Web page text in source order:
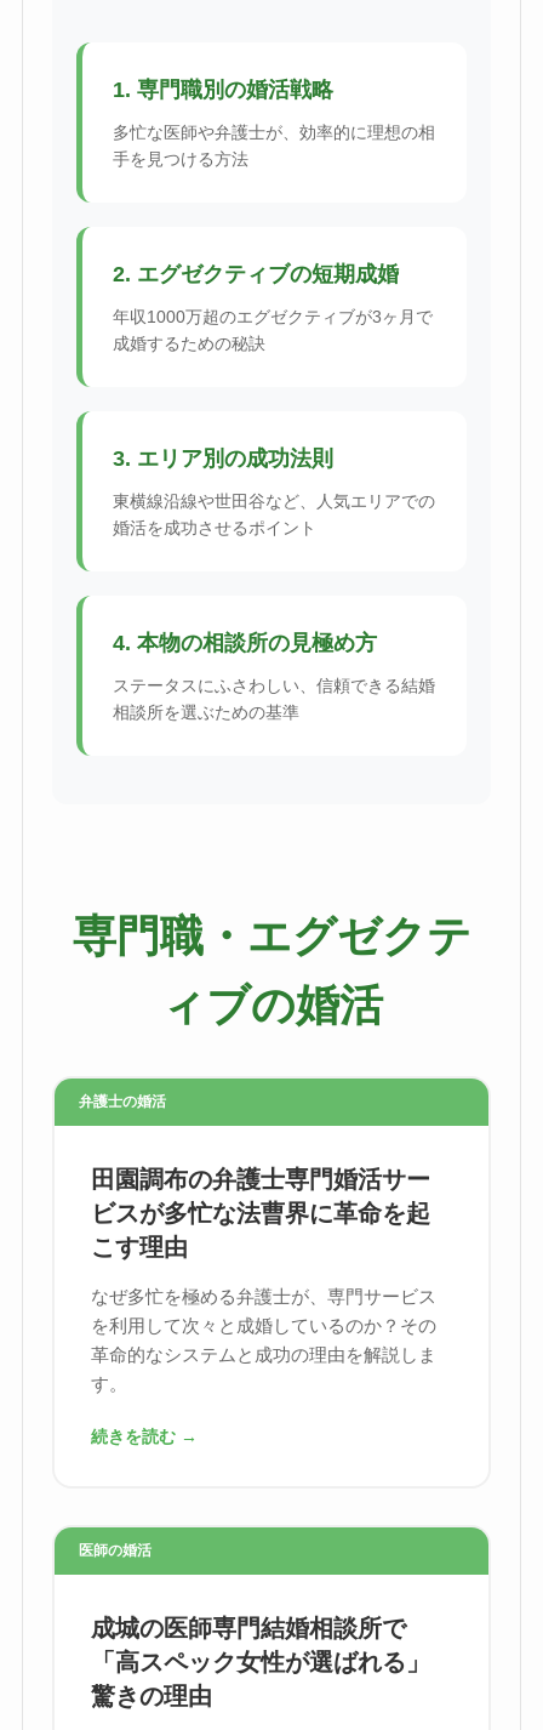
1. 専門職別の婚活戦略
多忙な医師や弁護士が、効率的に理想の相
手を見つける方法
2. エグゼクティブの短期成婚
年収1000万超のエグゼクティブが3ヶ月で
成婚するための秘訣
3. エリア別の成功法則
東横線沿線や世田谷など、人気エリアでの
婚活を成功させるポイント
4. 本物の相談所の見極め方
ステータスにふさわしい、信頼できる結婚
相談所を選ぶための基準
専門職・エグゼクテ
ィブの婚活
弁護士の婚活
田園調布の弁護士専門婚活サー
ビスが多忙な法曹界に革命を起
こす理由
なぜ多忙を極める弁護士が、専門サービス
を利用して次々と成婚しているのか？その
革命的なシステムと成功の理由を解説しま
す。
続きを読む →
医師の婚活
成城の医師専門結婚相談所で
「高スペック女性が選ばれる」
驚きの理由